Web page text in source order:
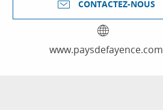
CONTACTEZ-NOUS
www.paysdefayence.com